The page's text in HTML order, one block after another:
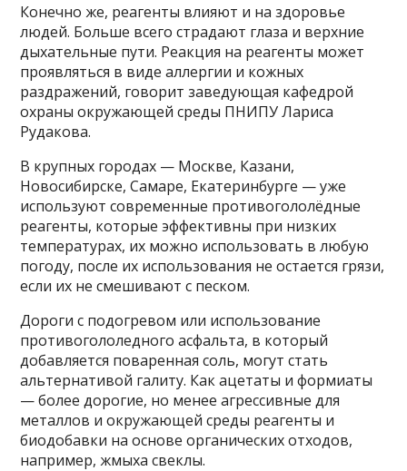
Конечно же, реагенты влияют и на здоровье
людей. Больше всего страдают глаза и верхние
дыхательные пути. Реакция на реагенты может
проявляться в виде аллергии и кожных
раздражений, говорит заведующая кафедрой
охраны окружающей среды ПНИПУ Лариса
Рудакова.
В крупных городах — Москве, Казани,
Новосибирске, Самаре, Екатеринбурге — уже
используют современные противогололёдные
реагенты, которые эффективны при низких
температурах, их можно использовать в любую
погоду, после их использования не остается грязи,
если их не смешивают с песком.
Дороги с подогревом или использование
противогололедного асфальта, в который
добавляется поваренная соль, могут стать
альтернативой галиту. Как ацетаты и формиаты
— более дорогие, но менее агрессивные для
металлов и окружающей среды реагенты и
биодобавки на основе органических отходов,
например, жмыха свеклы.